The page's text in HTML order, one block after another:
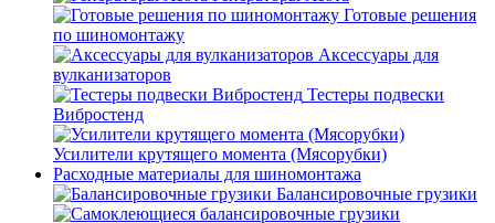
Готовые решения
по шиномонтажу
Аксессуары для
вулканизаторов
Тестеры подвески
Вибростенд
Усилители крутящего момента (Мясорубки)
Расходные материалы для шиномонтажа
Балансировочные грузики